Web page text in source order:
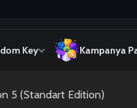
Key Kampanya
5 (Standart Edition)